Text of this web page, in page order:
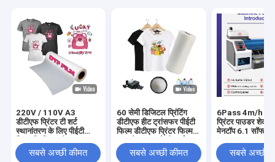
220V / 110V A3
डीटीएफ प्रिंटर टी शर्ट
स्थानांतरण के लिए पीईटी
सबसे अच्छी कीमत
60 सेमी डिजिटल प्रिंटिंग
डीटीएफ हीट ट्रांसफर पीईटी
फिल्म डीटीएफ प्रिंटर फिल्म
प्रिंटिंग डीटीएफ पेपर पीईटी
फिल्म
सबसे अच्छी कीमत
6Pass 4m/h
प्रिंटर पाउडर
मेनटॉप 6.1
सबसे अच्छी